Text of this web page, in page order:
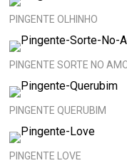
PINGENTE OLHINHO
PINGENTE SORTE NO
PINGENTE QUERUBIM
PINGENTE LOVE